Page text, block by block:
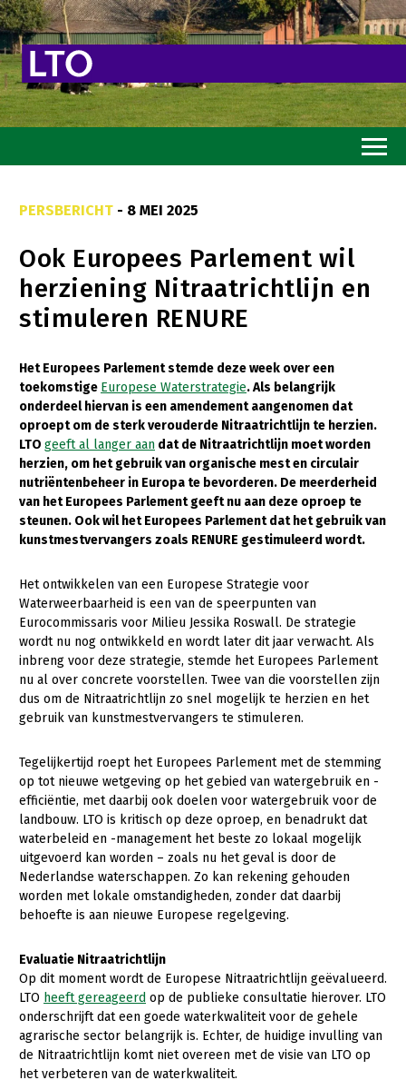
Goed eten
Mooi groen
Sterk ondernemerschap
Transitiepaden
Thema’s
Gezonde planten
Gezonde dieren
Natuur, klimaat en energie
Bodem en water
Mens, ondernemerschap en onderwijs
Internationaal
Sectoren
Dier
Geitenhouderij
Kalverhouderij
Konijnenhouderij
Melkveehouderij
Paardenhouderij
Schapenhouderij
Varkenshouderij
Vleesveehouderij
Akkerbouw
Biologische Landbouw
Bollenteelt
Bomen, vaste planten en zomerbloemen
Fruitteelt
Paddenstoelen
Vollegrondsgroente
Multifunctionele landbouw
Multifunctioneel
Vrouw en Bedrijf
Onderwerpen
Nieuws
Nieuwsabonnement
Webinars
Over LTO
LTO Nederland
Mensen
Bestuur en Directie
Jaarverslag 2023
PERSBERICHT - 8 MEI 2025
Ook Europees Parlement wil
herziening Nitraatrichtlijn en
stimuleren RENURE
Het Europees Parlement stemde deze week over een
toekomstige Europese Waterstrategie. Als belangrijk
onderdeel hiervan is een amendement aangenomen dat
oproept om de sterk verouderde Nitraatrichtlijn te herzien.
LTO geeft al langer aan dat de Nitraatrichtlijn moet worden
herzien, om het gebruik van organische mest en circulair
nutriëntenbeheer in Europa te bevorderen. De meerderheid
van het Europees Parlement geeft nu aan deze oproep te
steunen. Ook wil het Europees Parlement dat het gebruik van
kunstmestvervangers zoals RENURE gestimuleerd wordt.
Het ontwikkelen van een Europese Strategie voor
Waterweerbaarheid is een van de speerpunten van
Eurocommissaris voor Milieu Jessika Roswall. De strategie
wordt nu nog ontwikkeld en wordt later dit jaar verwacht. Als
inbreng voor deze strategie, stemde het Europees Parlement
nu al over concrete voorstellen. Twee van die voorstellen zijn
dus om de Nitraatrichtlijn zo snel mogelijk te herzien en het
gebruik van kunstmestvervangers te stimuleren.
Tegelijkertijd roept het Europees Parlement met de stemming
op tot nieuwe wetgeving op het gebied van watergebruik en -
efficiëntie, met daarbij ook doelen voor watergebruik voor de
landbouw. LTO is kritisch op deze oproep, en benadrukt dat
waterbeleid en -management het beste zo lokaal mogelijk
uitgevoerd kan worden – zoals nu het geval is door de
Nederlandse waterschappen. Zo kan rekening gehouden
worden met lokale omstandigheden, zonder dat daarbij
behoefte is aan nieuwe Europese regelgeving.
Evaluatie Nitraatrichtlijn
Op dit moment wordt de Europese Nitraatrichtlijn geëvalueerd.
LTO heeft gereageerd op de publieke consultatie hierover. LTO
onderschrijft dat een goede waterkwaliteit voor de gehele
agrarische sector belangrijk is. Echter, de huidige invulling van
de Nitraatrichtlijn komt niet overeen met de visie van LTO op
het verbeteren van de waterkwaliteit.